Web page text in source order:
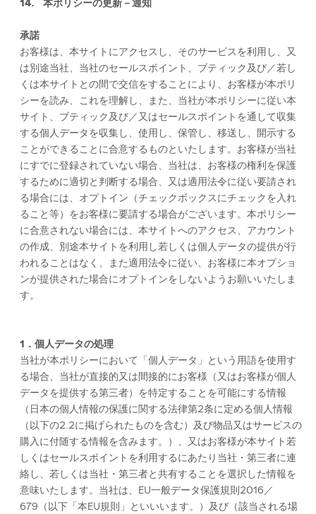
承諾
お客様は、本サイトにアクセスし、そのサービスを利用し、又
は別途当社、当社のセールスポイント、ブティック及び／若し
くは本サイトとの間で交信をすることにより、お客様が本ポリ
シーを読み、これを理解し、また、当社が本ポリシーに従い本
サイト、ブティック及び／又はセールスポイントを通して収集
する個人データを収集し、使用し、保管し、移送し、開示する
ことができることに合意するものといたします。お客様が当社
にすでに登録されていない場合、当社は、お客様の権利を保護
するために適切と判断する場合、又は適用法令に従い要請され
る場合には、オプトイン（チェックボックスにチェックを入れ
ること等）をお客様に要請する場合がございます。本ポリシー
に合意されない場合には、本サイトへのアクセス、アカウント
の作成、別途本サイトを利用し若しくは個人データの提供が行
われることはなく、また適用法令に従い、お客様に本オプショ
ンが提供された場合にオプトインをしないようお願いいたしま
す。
1．個人データの処理
当社が本ポリシーにおいて「個人データ」という用語を使用す
る場合、当社が直接的又は間接的にお客様（又はお客様が個人
データを提供する第三者）を特定することを可能にする情報
（日本の個人情報の保護に関する法律第2条に定める個人情報
（以下の2.2に掲げられたものを含む）及び物品又はサービスの
購入に付随する情報を含みます。）、又はお客様が本サイト若
しくはセールスポイントを利用するにあたり当社・第三者に連
絡し、若しくは当社・第三者と共有することを選択した情報を
意味いたします。当社は、EU一般データ保護規則2016／
679（以下「本EU規則」といいいます。）及び（該当される場